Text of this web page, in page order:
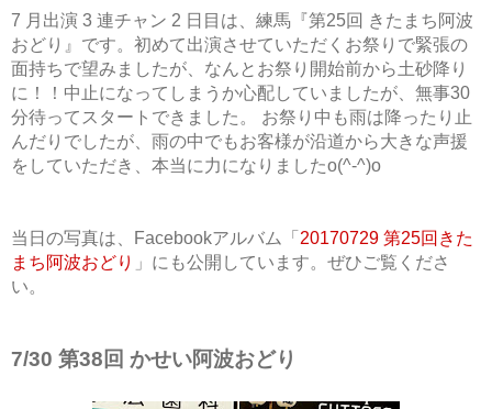
7 月出演 3 連チャン 2 日目は、練馬『第25回 きたまち阿波
おどり』です。初めて出演させていただくお祭りで緊張の
面持ちで望みましたが、なんとお祭り開始前から土砂降り
に！！中止になってしまうか心配していましたが、無事30
分待ってスタートできました。 お祭り中も雨は降ったり止
んだりでしたが、雨の中でもお客様が沿道から大きな声援
をしていただき、本当に力になりましたo(^-^)o
当日の写真は、Facebookアルバム「 20170729 第25回きた
まち阿波おどり 」にも公開しています。ぜひご覧くださ
い。
7/30 第38回 かせい阿波おどり